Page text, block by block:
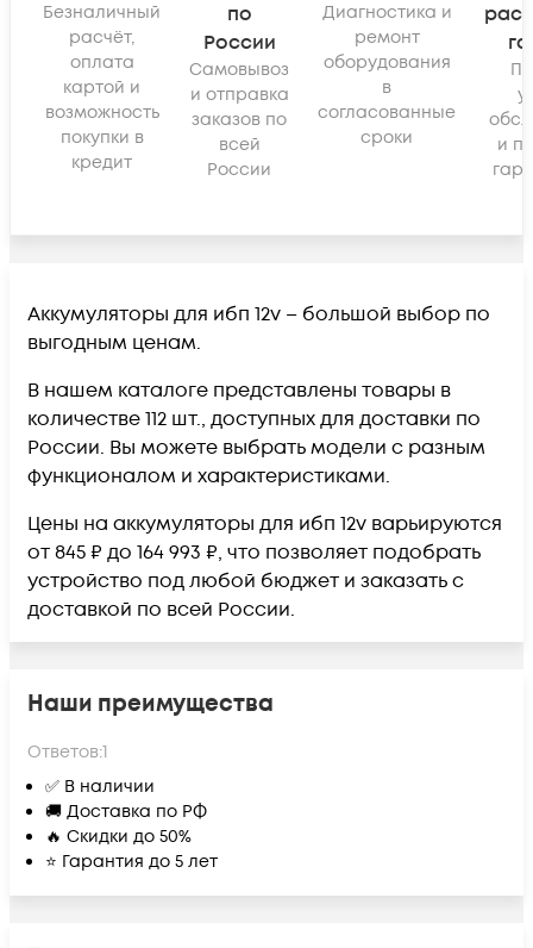
Безналичный
расчёт,
оплата
картой и
возможность
покупки в
кредит
по
России
Самовывоз
и отправка
заказов по
всей
России
Диагностика и
ремонт
оборудования
в
согласованные
сроки
и
Аккумуляторы для ибп 12v – большой выбор по
выгодным ценам.
В нашем каталоге представлены товары в
количестве 112 шт., доступных для доставки по
России. Вы можете выбрать модели с разным
функционалом и характеристиками.
Цены на аккумуляторы для ибп 12v варьируются
от 845 ₽ до 164 993 ₽, что позволяет подобрать
устройство под любой бюджет и заказать с
доставкой по всей России.
Наши преимущества
Ответов:1
✅ В наличии
🚚 Доставка по РФ
🔥 Скидки до 50%
⭐ Гарантия до 5 лет